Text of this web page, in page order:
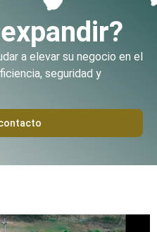
a elevar su negocio en el
seguridad y